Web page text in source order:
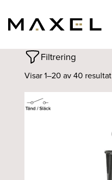
Filtrering
Visar 1–20 av 40 resultat